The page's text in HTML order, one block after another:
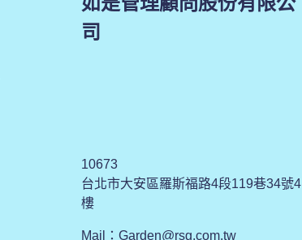
司
10673
台北市大安區羅斯福路4段119巷34號4
樓
Mail：Garden@rsg.com.tw